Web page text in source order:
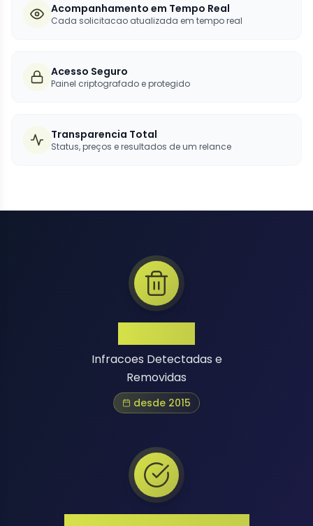
Acompanhamento em Tempo Real
Cada solicitacao atualizada em tempo real
Acesso Seguro
Painel criptografado e protegido
Transparencia Total
Status, preços e resultados de um relance
Infracoes Detectadas e
Removidas
desde 2015